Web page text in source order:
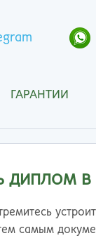
ГАРАНТИИ
ДИПЛОМ В
самым